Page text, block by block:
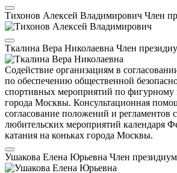
Тихонов Алексей Владимирович Член
Ткалина Вера Николаевна Член
Содействие организациям в
по обеспечению общественной
спортивных мероприятий по фигурному
города Москвы. Консультационная
согласование положений и регламентов
любительских мероприятий календаря
катания на коньках города Москвы.
Ушакова Елена Юрьевна Член